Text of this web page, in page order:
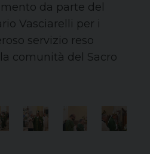
da parte del
Vasciarelli per i
servizio reso
comunità del Sacro